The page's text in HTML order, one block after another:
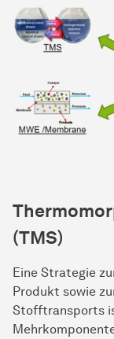
(TMS)
Eine Strategie
Produkt sowie
Stofftransports